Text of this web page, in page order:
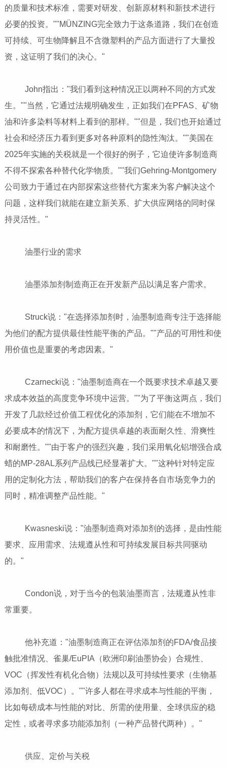
的质量和技术标准，需要对研发、创新原材料和新技术进行
必要的投资。""MÜNZING完全致力于这条道路，我们在创造
可持续、可生物降解且不含微塑料的产品方面进行了大量投
资，这证明了我们的决心。"
John指出："我们看到这种情况正以两种不同的方式发
生。""当然，它通过法规明确发生，正如我们在PFAS、矿物
油和许多染料等材料上看到的那样。""但是，我们也开始通过
社会和经济压力看到更多对各种原料的隐性淘汰。""美国在
2025年实施的关税就是一个很好的例子，它迫使许多制造商
不得不探索各种替代化学物质。""我们Gehring-Montgomery
公司致力于通过在内部探索这些替代方案来为客户解决这个
问题，这样我们就能在建立新关系、扩大供应网络的同时保
持灵活性。"
油墨行业的需求
油墨添加剂制造商正在开发新产品以满足客户需求。
Struck说："在选择添加剂时，油墨制造商专注于选择能
为他们的配方提供最佳性能平衡的产品。""产品的可用性和使
用价值也是重要的考虑因素。"
Czarnecki说："油墨制造商在一个既要求技术卓越又要
求成本效益的高度竞争环境中运营。""为了平衡这两点，我们
开发了几款经过价值工程优化的添加剂，它们能在不增加不
必要成本的情况下，为配方提供卓越的表面耐久性、滑爽性
和耐磨性。""由于客户的强烈兴趣，我们采用氧化铝增强合成
蜡的MP-28AL系列产品线已经显著扩大。""这种针对特定应
用的定制化方法，帮助我们的客户在保持各自市场竞争力的
同时，精准调整产品性能。"
Kwasneski说："油墨制造商对添加剂的选择，是由性能
要求、应用需求、法规遵从性和可持续发展目标共同驱动
的。"
Condon说，对于当今的包装油墨而言，法规遵从性非
常重要。
他补充道："油墨制造商正在评估添加剂的FDA/食品接
触批准情况、雀巢/EuPIA（欧洲印刷油墨协会）合规性、
VOC（挥发性有机化合物）法规以及可持续性要求（生物基
添加剂、低VOC）。""许多人都在寻求成本与性能的平衡，
比如每磅成本与性能的对比、所需的使用量、全球供应的稳
定性，或者寻求多功能添加剂（一种产品替代两种）。"
供应、定价与关税